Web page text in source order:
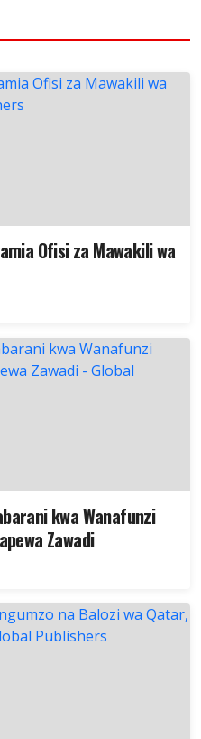
Ofisi za Mawakili wa
kwa Wanafunzi
Zawadi